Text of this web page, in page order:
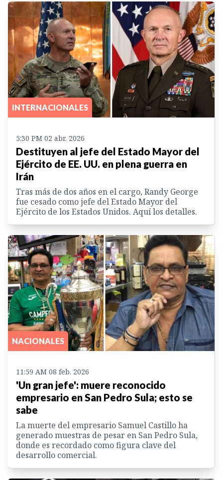
INTERNACIONALES
5:30 PM 02 abr. 2026
Destituyen al jefe del Estado Mayor del
Ejército de EE. UU. en plena guerra en
Irán
Tras más de dos años en el cargo, Randy George
fue cesado como jefe del Estado Mayor del
Ejército de los Estados Unidos. Aquí los detalles.
NACIONALES
11:59 AM 08 feb. 2026
'Un gran jefe': muere reconocido
empresario en San Pedro Sula; esto se
sabe
La muerte del empresario Samuel Castillo ha
generado muestras de pesar en San Pedro Sula,
donde es recordado como figura clave del
desarrollo comercial.